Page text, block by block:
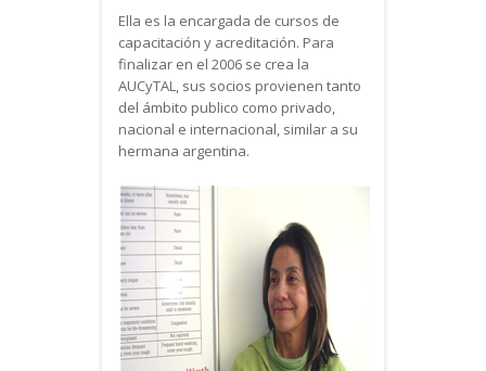
Ella es la encargada de cursos de
capacitación y acreditación. Para
finalizar en el 2006 se crea la
AUCyTAL, sus socios provienen tanto
del ámbito publico como privado,
nacional e internacional, similar a su
hermana argentina.